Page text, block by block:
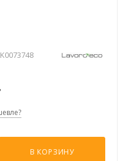
В КОРЗИНУ